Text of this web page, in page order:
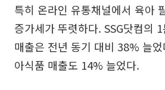
특히 온라인 유통채널에서 육아
증가세가 뚜렷하다. SSG닷컴의
매출은 전년 동기 대비 38% 늘었
아식품 매출도 14% 늘었다.